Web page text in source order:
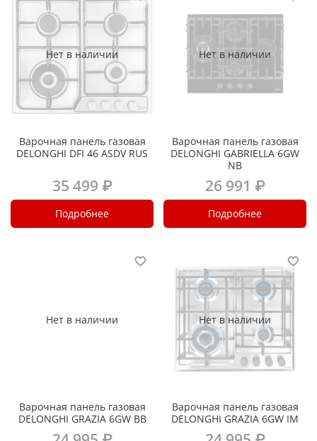
Нет в наличии
Варочная панель газовая
DELONGHI DFI 46 ASDV RUS
35 499 ₽
Подробнее
Нет в наличии
Варочная панель газовая
DELONGHI GABRIELLA 6GW
NB
26 991 ₽
Подробнее
Нет в наличии
Варочная панель газовая
DELONGHI GRAZIA 6GW BB
Нет в наличии
Варочная панель газовая
DELONGHI GRAZIA 6GW IM